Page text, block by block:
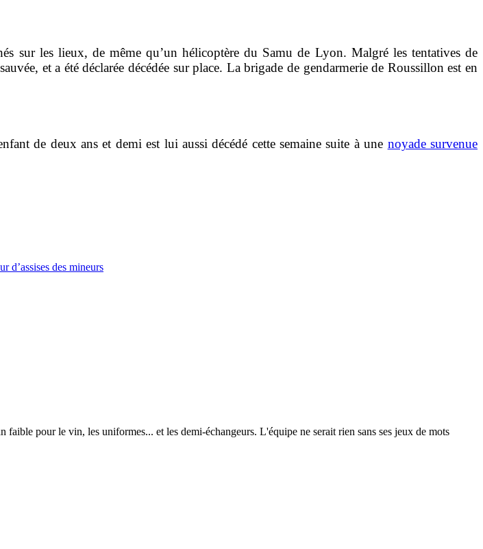
sur les lieux, de même qu’un hélicoptère du Samu de Lyon. Malgré les tentatives de
et a été déclarée décédée sur place. La brigade de gendarmerie de Roussillon est en
de deux ans et demi est lui aussi décédé cette semaine suite à une noyade survenue
d’assises des mineurs
pour le vin, les uniformes... et les demi-échangeurs. L'équipe ne serait rien sans ses jeux de mots